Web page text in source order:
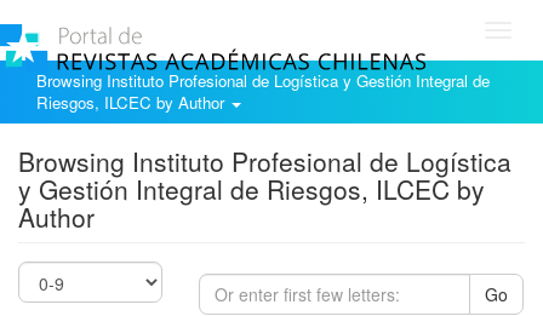
Browsing Instituto Profesional de Logística y Gestión Integral de
Riesgos, ILCEC by Author
Browsing Instituto Profesional de Logística
y Gestión Integral de Riesgos, ILCEC by
Author
Go